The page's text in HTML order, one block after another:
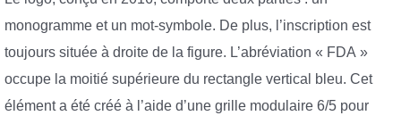
monogramme et un mot-symbole. De plus, l’inscription est
toujours située à droite de la figure. L’abréviation « FDA »
occupe la moitié supérieure du rectangle vertical bleu. Cet
élément a été créé à l’aide d’une grille modulaire 6/5 pour